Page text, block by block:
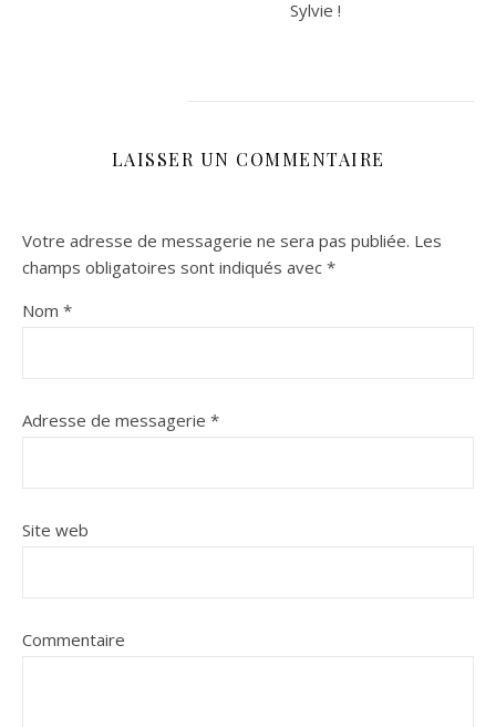
Sylvie !
LAISSER UN COMMENTAIRE
Votre adresse de messagerie ne sera pas publiée. Les
champs obligatoires sont indiqués avec *
Nom *
Adresse de messagerie *
Site web
Commentaire